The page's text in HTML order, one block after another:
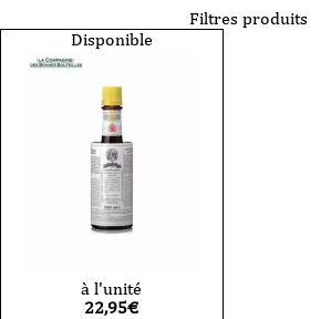
Filtres produits
Disponible
à l'unité
22,95€